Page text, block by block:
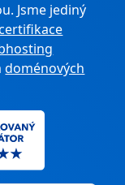
Jsme jediný
doménových